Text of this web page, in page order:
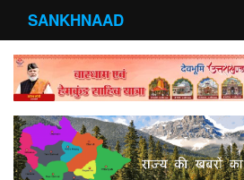
SANKHNAAD
मुख्य पृष्ठ
राज्य
मंडल